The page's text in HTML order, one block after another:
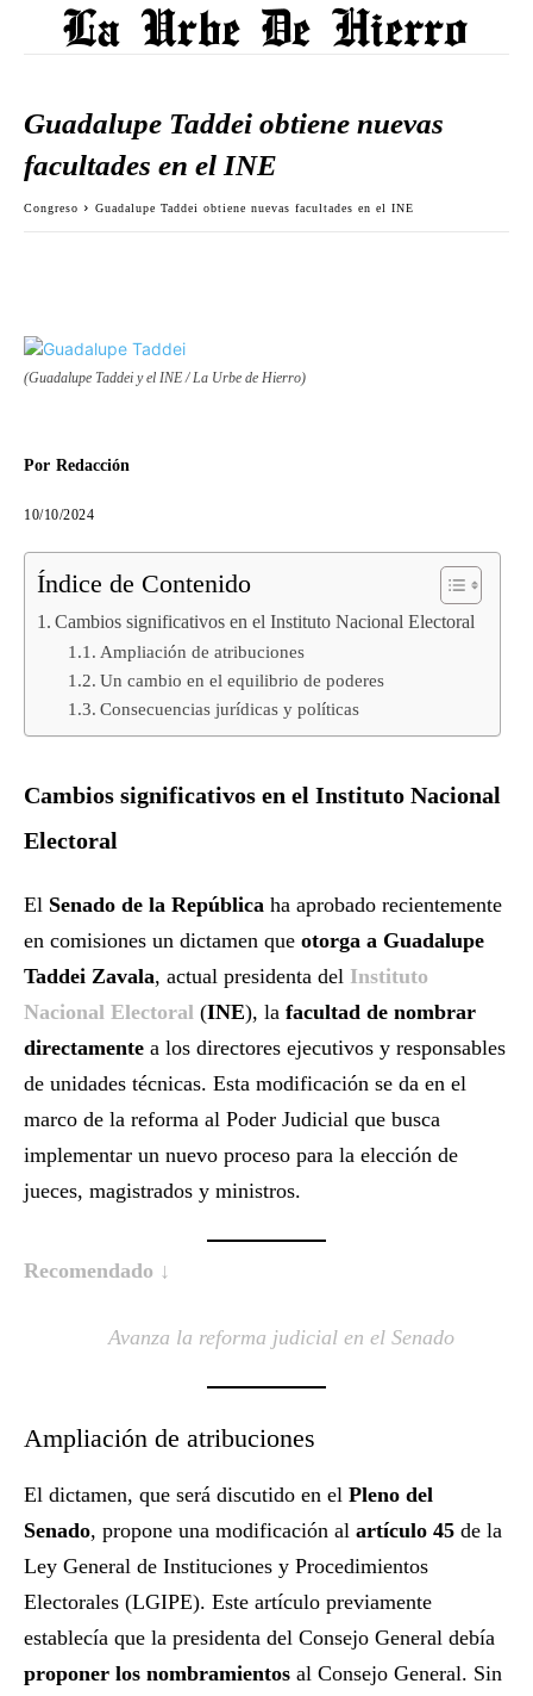
Guadalupe Taddei obtiene nuevas
facultades en el INE
Congreso Guadalupe Taddei obtiene nuevas facultades en el INE
(Guadalupe Taddei y el INE / La Urbe de Hierro)
Por Redacción
10/10/2024
Índice de Contenido
Cambios significativos en el Instituto Nacional Electoral
Ampliación de atribuciones
Un cambio en el equilibrio de poderes
Consecuencias jurídicas y políticas
Cambios significativos en el Instituto Nacional
Electoral
El Senado de la República ha aprobado recientemente
en comisiones un dictamen que otorga a Guadalupe
Taddei Zavala, actual presidenta del Instituto
Nacional Electoral (INE), la facultad de nombrar
directamente a los directores ejecutivos y responsables
de unidades técnicas. Esta modificación se da en el
marco de la reforma al Poder Judicial que busca
implementar un nuevo proceso para la elección de
jueces, magistrados y ministros.
Recomendado ↓
Avanza la reforma judicial en el Senado
Ampliación de atribuciones
El dictamen, que será discutido en el Pleno del
Senado, propone una modificación al artículo 45 de la
Ley General de Instituciones y Procedimientos
Electorales (LGIPE). Este artículo previamente
establecía que la presidenta del Consejo General debía
proponer los nombramientos al Consejo General. Sin